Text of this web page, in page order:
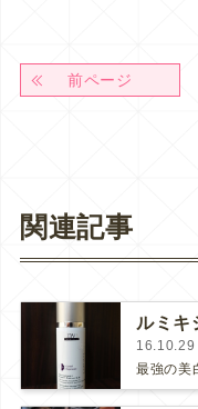
前ページ
関連記事
ルミキ
16.10.29